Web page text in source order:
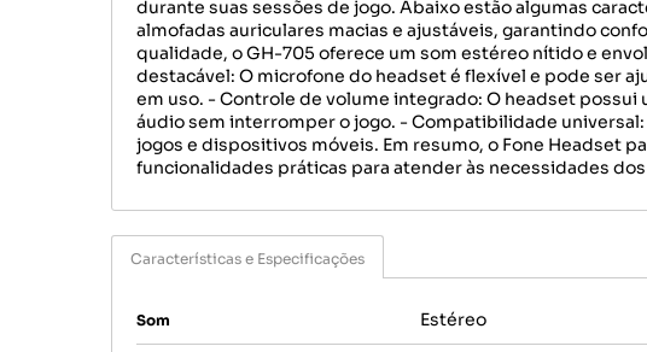
durante suas sessões de jogo. Abaixo estão algumas
almofadas auriculares macias e ajustáveis, garantindo
qualidade, o GH-705 oferece um som estéreo nítido e
destacável: O microfone do headset é flexível e pode ser
em uso. - Controle de volume integrado: O headset
áudio sem interromper o jogo. - Compatibilidade
jogos e dispositivos móveis. Em resumo, o Fone Headset
funcionalidades práticas para atender às necessidades
Características e Especificações
Som Estéreo